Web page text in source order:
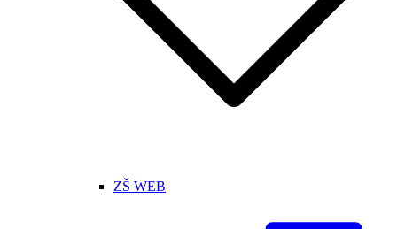
ZŠ WEB